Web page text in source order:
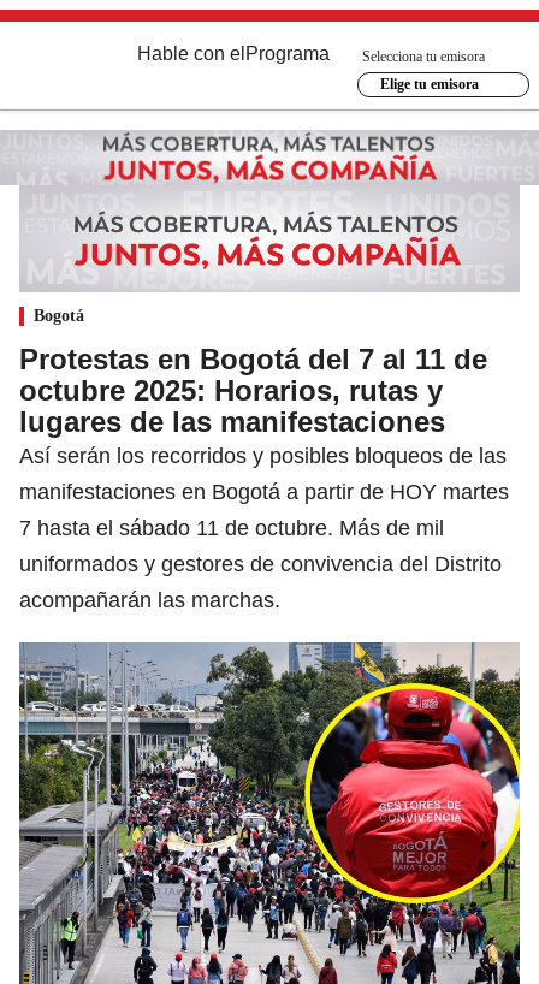
Hable con el Programa
Selecciona tu emisora
Elige tu emisora
Bogotá
Protestas en Bogotá del 7 al 11 de
octubre 2025: Horarios, rutas y
lugares de las manifestaciones
Así serán los recorridos y posibles bloqueos de las
manifestaciones en Bogotá a partir de HOY martes
7 hasta el sábado 11 de octubre. Más de mil
uniformados y gestores de convivencia del Distrito
acompañarán las marchas.